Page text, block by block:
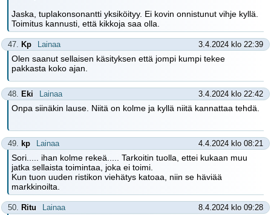
Jaska, tuplakonsonantti yksiköityy. Ei kovin onnistunut vihje kyllä.
Toimitus kannusti, että kikkoja saa olla.
47. Kp Lainaa 3.4.2024 klo 22:39
Olen saanut sellaisen käsityksen että jompi kumpi tekee
pakkasta koko ajan.
48. Eki Lainaa 3.4.2024 klo 22:42
Onpa siinäkin lause. Niitä on kolme ja kyllä niitä kannattaa tehdä.
49. kp Lainaa 4.4.2024 klo 08:21
Sori..... ihan kolme rekeä..... Tarkoitin tuolla, ettei kukaan muu
jatka sellaista toimintaa, joka ei toimi.
Kun tuon uuden ristikon viehätys katoaa, niin se häviää
markkinoilta.
50. Ritu Lainaa 8.4.2024 klo 09:28